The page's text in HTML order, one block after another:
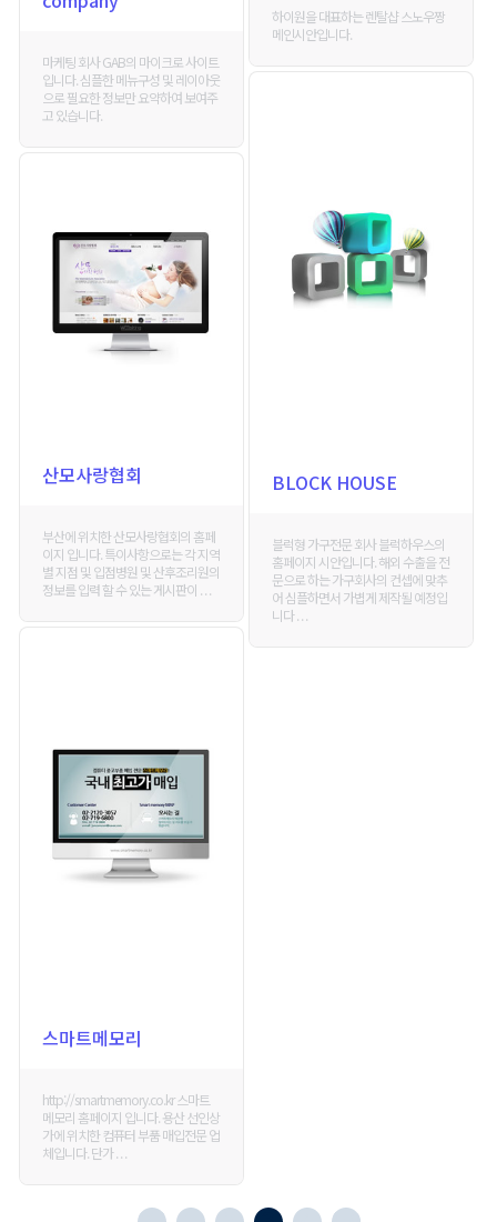
마케팅 회사 GAB의 마이크로 사이트
입니다. 심플한 메뉴구성 및 레이아웃
으로 필요한 정보만 요약하여 보여주
고 있습니다.
하이원을 대표하는 렌탈샵 스노우짱
메인시안입니다.
BLOCK HOUSE
블럭형 가구전문 회사 블럭하우스의
홈페이지 시안입니다. 해외 수출을 전
문으로 하는 가구회사의 컨셉에 맞추
어 심플하면서 가볍게 제작될 예정입
니다 . . .
산모사랑협회
부산에 위치한 산모사랑협회의 홈페
이지 입니다. 특이사항으로는 각 지역
별 지점 및 입점병원 및 산후조리원의
정보를 입력 할 수 있는 게시판이 . . .
스마트메모리
http://smartmemory.co.kr 스마트
메모리 홈페이지 입니다. 용산 선인상
가에 위치한 컴퓨터 부품 매입전문 업
체입니다. 단가 . . .